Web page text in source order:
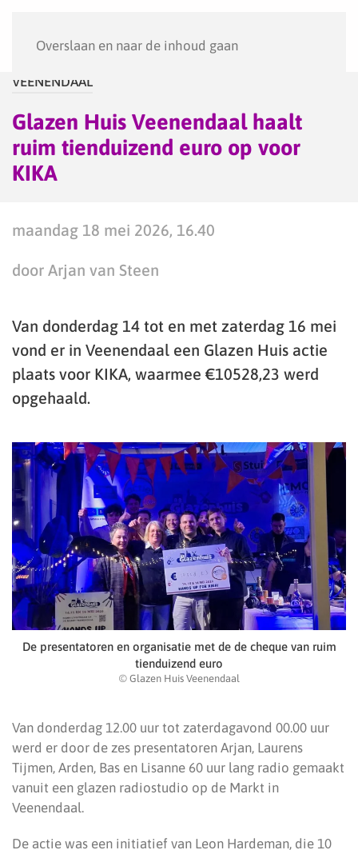
Overslaan en naar de inhoud gaan
VEENENDAAL
Glazen Huis Veenendaal haalt
ruim tienduizend euro op voor
KIKA
maandag 18 mei 2026, 16.40
door Arjan van Steen
Van donderdag 14 tot en met zaterdag 16 mei
vond er in Veenendaal een Glazen Huis actie
plaats voor KIKA, waarmee €10528,23 werd
opgehaald.
De presentatoren en organisatie met de de cheque van ruim
tienduizend euro
© Glazen Huis Veenendaal
Van donderdag 12.00 uur tot zaterdagavond 00.00 uur
werd er door de zes presentatoren Arjan, Laurens
Tijmen, Arden, Bas en Lisanne 60 uur lang radio gemaakt
vanuit een glazen radiostudio op de Markt in
Veenendaal.
De actie was een initiatief van Leon Hardeman, die 10